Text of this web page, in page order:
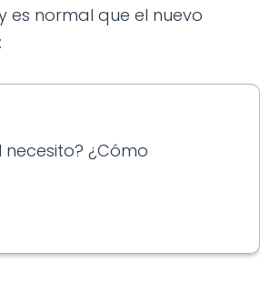
es normal que el nuevo
necesito? ¿Cómo